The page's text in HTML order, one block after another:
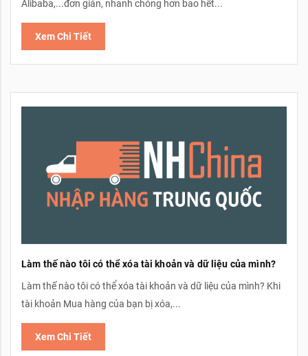
Alibaba,...đơn giản, nhanh chóng hơn bao hết...
Xem Chi Tiết
Làm thế nào tôi có thể xóa tài khoản và dữ liệu của mình?
Làm thế nào tôi có thể xóa tài khoản và dữ liệu của mình? Khi
tài khoản Mua hàng của bạn bị xóa,...
Xem Chi Tiết